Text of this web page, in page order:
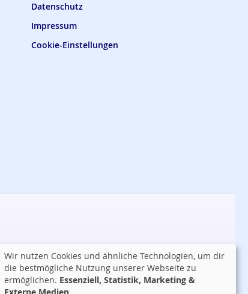
Datenschutz
Impressum
Cookie-Einstellungen
Wir nutzen Cookies und ähnliche Technologien, um dir
die bestmögliche Nutzung unserer Webseite zu
ermöglichen. Essenziell, Statistik, Marketing &